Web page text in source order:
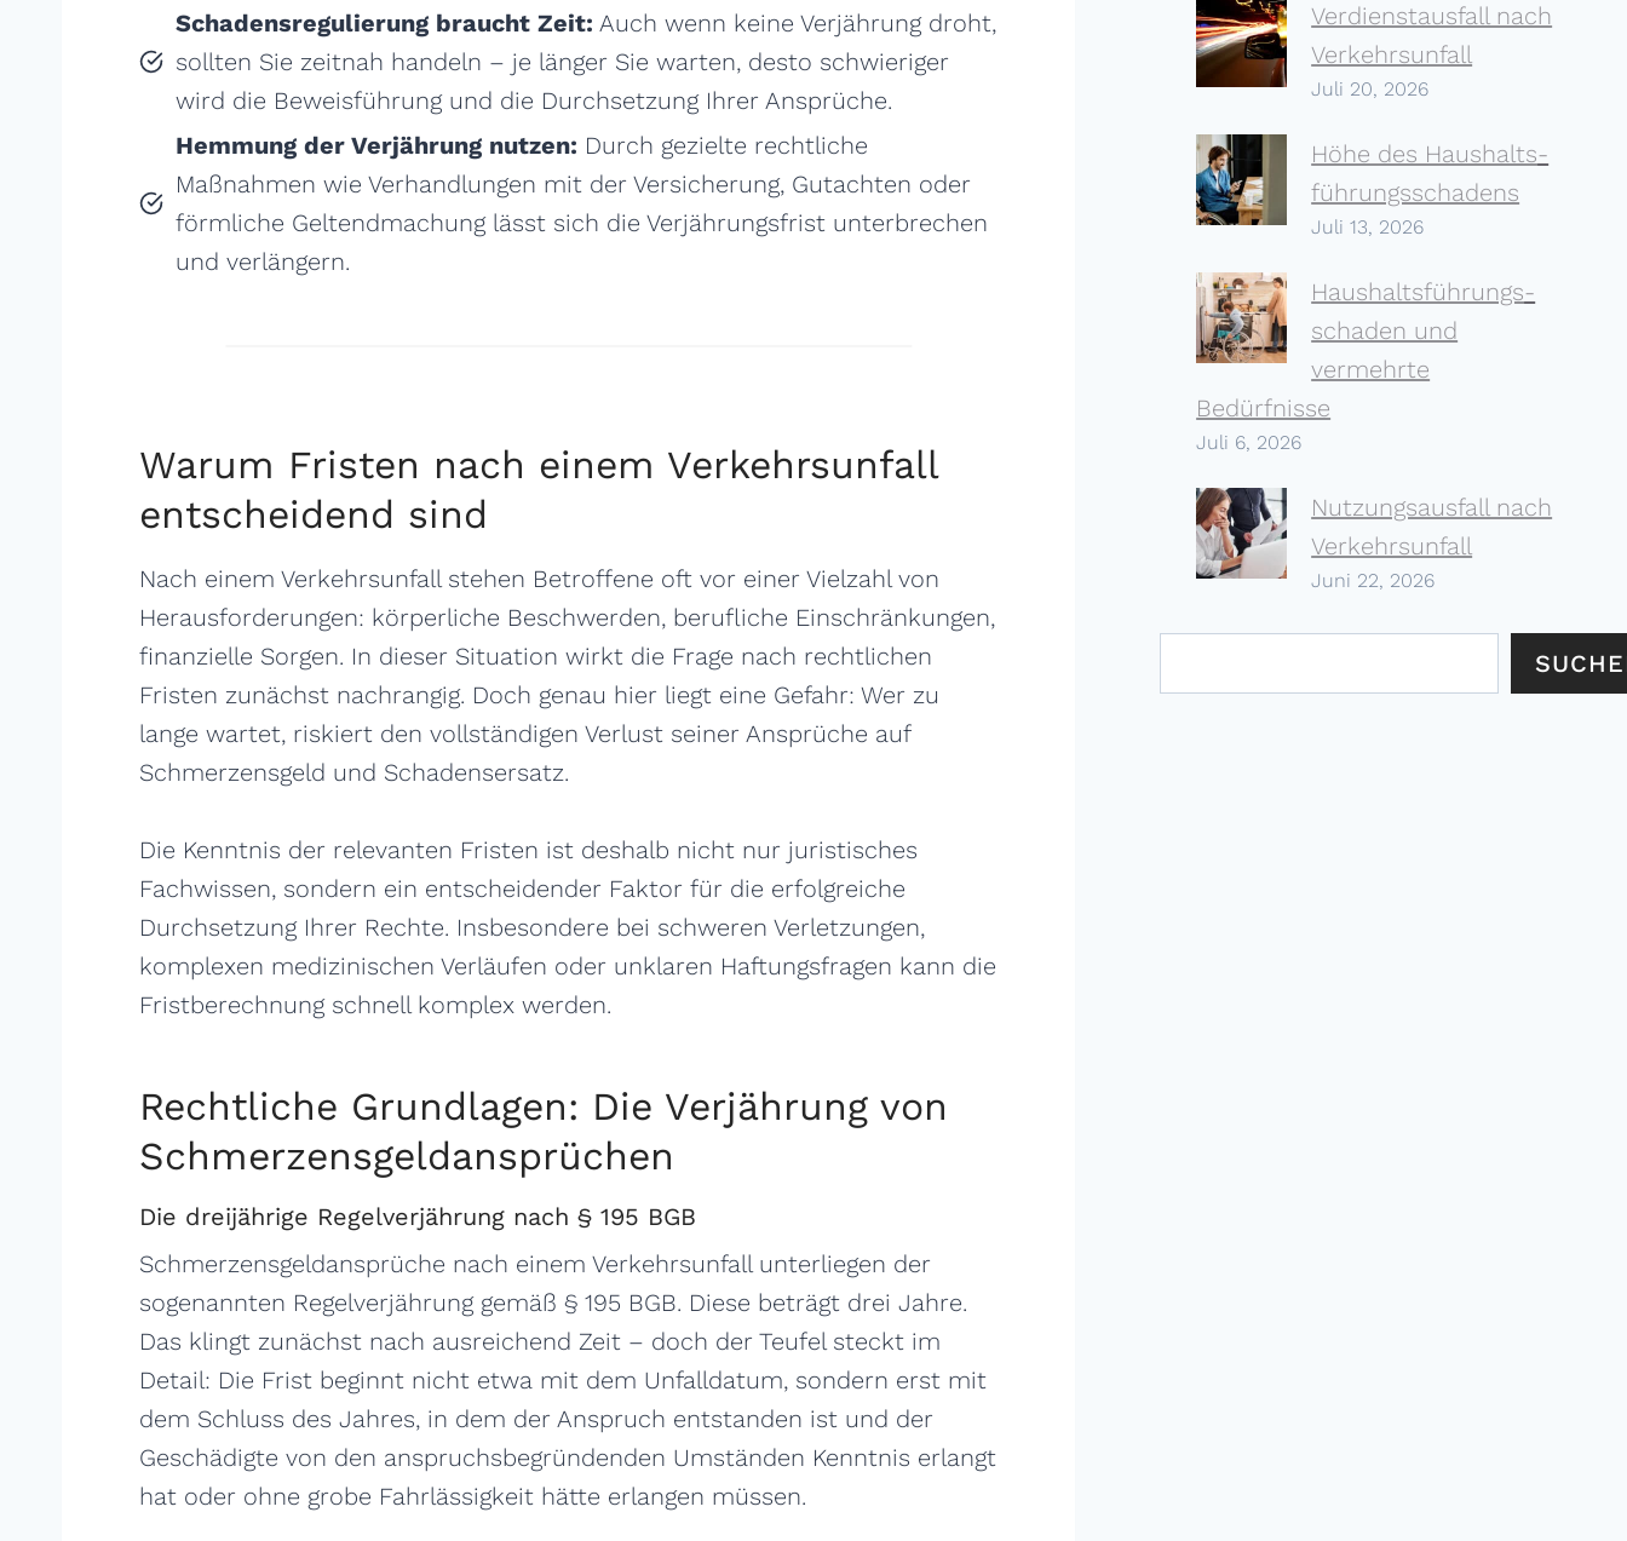
Schadensregulierung braucht Zeit: Auch wenn keine Verjährung droht,
sollten Sie zeitnah handeln – je länger Sie warten, desto schwieriger
wird die Beweisführung und die Durchsetzung Ihrer Ansprüche.
Hemmung der Verjährung nutzen: Durch gezielte rechtliche
Maßnahmen wie Verhandlungen mit der Versicherung, Gutachten oder
förmliche Geltendmachung lässt sich die Verjährungsfrist unterbrechen
und verlängern.
Warum Fristen nach einem Verkehrsunfall
entscheidend sind
Nach einem Verkehrsunfall stehen Betroffene oft vor einer Vielzahl von
Herausforderungen: körperliche Beschwerden, berufliche Einschränkungen,
finanzielle Sorgen. In dieser Situation wirkt die Frage nach rechtlichen
Fristen zunächst nachrangig. Doch genau hier liegt eine Gefahr: Wer zu
lange wartet, riskiert den vollständigen Verlust seiner Ansprüche auf
Schmerzensgeld und Schadensersatz.
Die Kenntnis der relevanten Fristen ist deshalb nicht nur juristisches
Fachwissen, sondern ein entscheidender Faktor für die erfolgreiche
Durchsetzung Ihrer Rechte. Insbesondere bei schweren Verletzungen,
komplexen medizinischen Verläufen oder unklaren Haftungsfragen kann die
Fristberechnung schnell komplex werden.
Rechtliche Grundlagen: Die Verjährung von
Schmerzensgeldansprüchen
Die dreijährige Regelverjährung nach § 195 BGB
Schmerzensgeldansprüche nach einem Verkehrsunfall unterliegen der
sogenannten Regelverjährung gemäß § 195 BGB. Diese beträgt drei Jahre.
Das klingt zunächst nach ausreichend Zeit – doch der Teufel steckt im
Detail: Die Frist beginnt nicht etwa mit dem Unfalldatum, sondern erst mit
dem Schluss des Jahres, in dem der Anspruch entstanden ist und der
Geschädigte von den anspruchsbegründenden Umständen Kenntnis erlangt
hat oder ohne grobe Fahrlässigkeit hätte erlangen müssen.
Verdienstausfall nach
Verkehrs­unfall
Juli 20, 2026
Höhe des Haushalts­
führungs­schadens
Juli 13, 2026
Haushalts­führungs­
schaden und
vermehrte
Bedürfnisse
Juli 6, 2026
Nutzungs­ausfall nach
Verkehrs­unfall
Juni 22, 2026